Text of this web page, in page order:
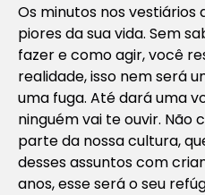
Os minutos nos vestiários
piores da sua vida. Sem
fazer e como agir, você
realidade, isso nem será
uma fuga. Até dará uma
ninguém vai te ouvir. Não
parte da nossa cultura,
desses assuntos com
anos, esse será o seu